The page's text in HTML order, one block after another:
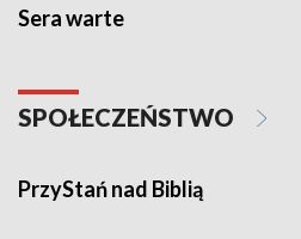
Sera warte
SPOŁECZEŃSTWO
PrzyStań nad Biblią